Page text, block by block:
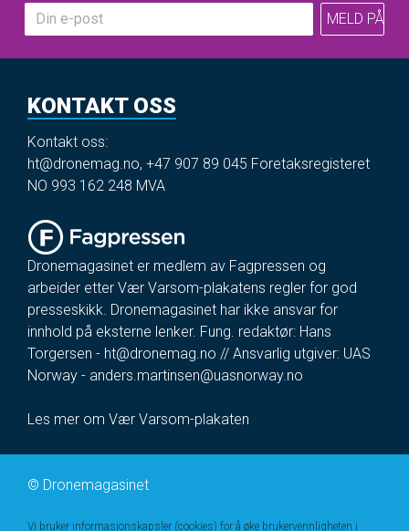
KONTAKT OSS
Kontakt oss:
ht@dronemag.no, +47 907 89 045 Foretaksregisteret
NO 993 162 248 MVA
Dronemagasinet er medlem av Fagpressen og
arbeider etter Vær Varsom-plakatens regler for god
presseskikk. Dronemagasinet har ikke ansvar for
innhold på eksterne lenker. Fung. redaktør: Hans
Torgersen - ht@dronemag.no // Ansvarlig utgiver: UAS
Norway - anders.martinsen@uasnorway.no
Les mer om Vær Varsom-plakaten
© Dronemagasinet
Vi bruker informasjonskapsler (cookies) for å øke brukervennligheten i